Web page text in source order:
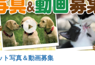
ト写真＆動画募集